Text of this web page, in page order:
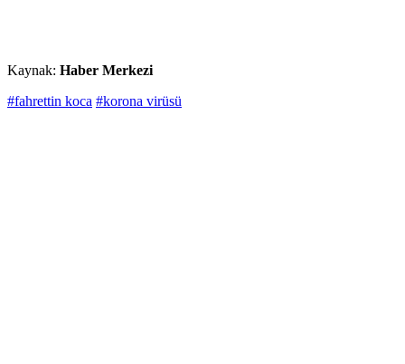
Kaynak: Haber Merkezi
#fahrettin koca #korona virüsü